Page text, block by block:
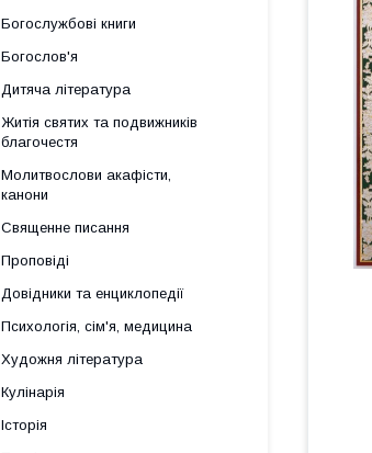
Богослужбові книги
Богослов'я
Дитяча література
Житія святих та подвижників
благочестя
Молитвослови акафісти,
канони
Священне писання
Проповіді
Довідники та енциклопедії
Психологія, сім'я, медицина
Художня література
Кулінарія
Історія